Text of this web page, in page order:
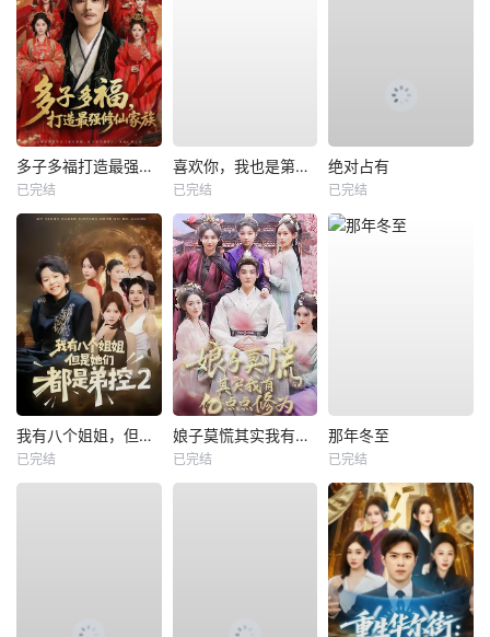
多子多福打造最强修仙家族
已完结
喜欢你，我也是第一部
已完结
绝对占有
已完结
我有八个姐姐，但是他们都是弟控2
已完结
娘子莫慌其实我有亿点点修为
已完结
那年冬至
已完结